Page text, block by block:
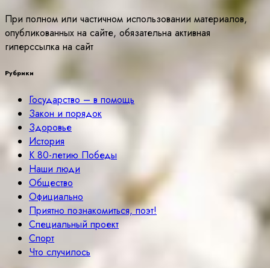
При полном или частичном использовании материалов,
опубликованных на сайте, обязательна активная
гиперссылка на сайт
Рубрики
Государство – в помощь
Закон и порядок
Здоровье
История
К 80-летию Победы
Наши люди
Общество
Официально
Приятно познакомиться, поэт!
Специальный проект
Спорт
Что случилось